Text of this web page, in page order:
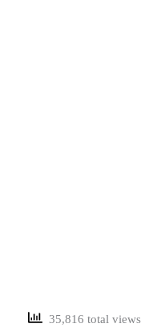
35,816 total views